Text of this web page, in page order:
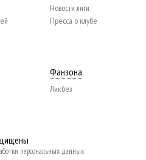
Новости лиги
Пресса о клубе
Фанзона
Ликбез
персональных данных